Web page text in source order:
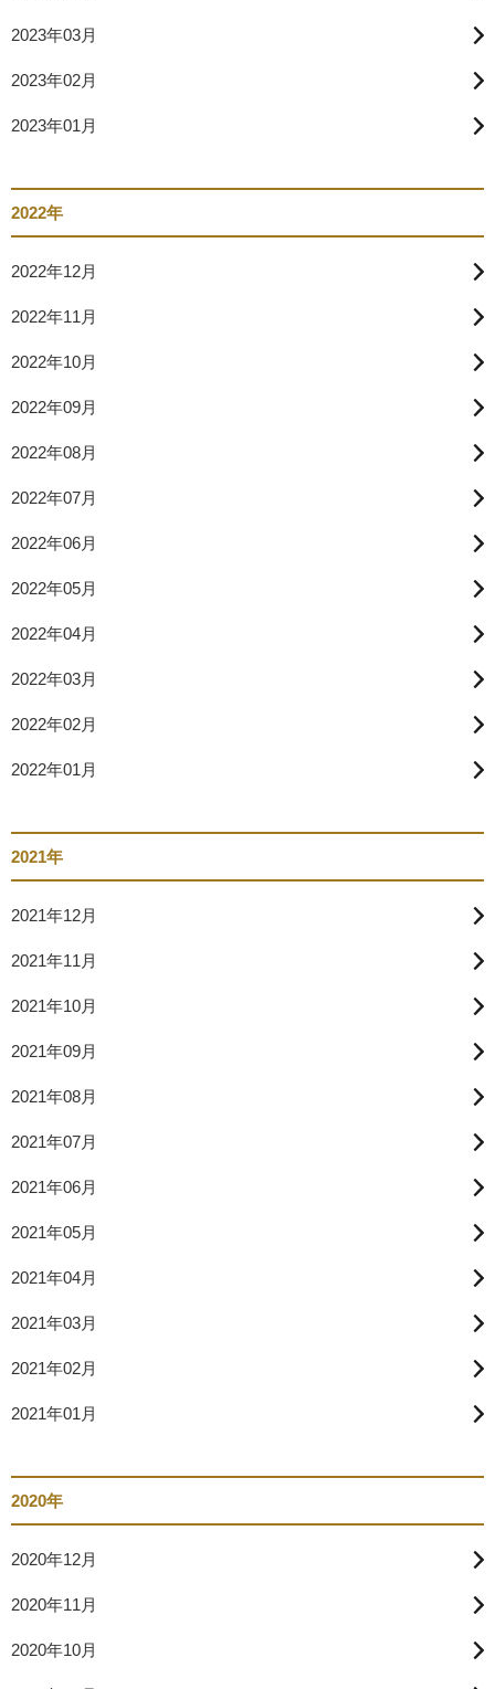
2023年03月
2023年02月
2023年01月
2022年
2022年12月
2022年11月
2022年10月
2022年09月
2022年08月
2022年07月
2022年06月
2022年05月
2022年04月
2022年03月
2022年02月
2022年01月
2021年
2021年12月
2021年11月
2021年10月
2021年09月
2021年08月
2021年07月
2021年06月
2021年05月
2021年04月
2021年03月
2021年02月
2021年01月
2020年
2020年12月
2020年11月
2020年10月